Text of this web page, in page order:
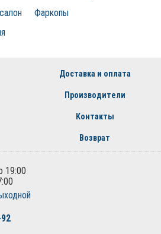
Фаркопы
Доставка и оплата
Производители
Контакты
Возврат
19:00